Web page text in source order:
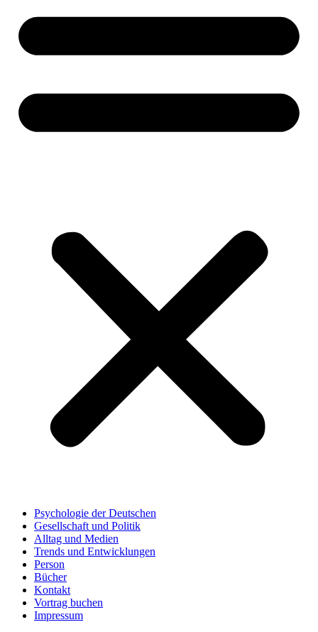
Psychologie der Deutschen
Gesellschaft und Politik
Alltag und Medien
Trends und Entwicklungen
Person
Bücher
Kontakt
Vortrag buchen
Impressum